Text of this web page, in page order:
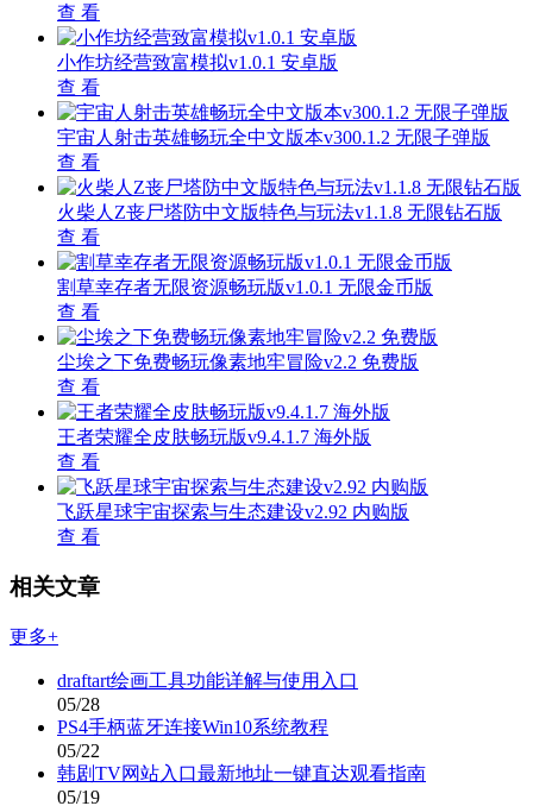
查 看
小作坊经营致富模拟v1.0.1 安卓版
查 看
宇宙人射击英雄畅玩全中文版本v300.1.2 无限子弹版
查 看
火柴人Z丧尸塔防中文版特色与玩法v1.1.8 无限钻石版
查 看
割草幸存者无限资源畅玩版v1.0.1 无限金币版
查 看
尘埃之下免费畅玩像素地牢冒险v2.2 免费版
查 看
王者荣耀全皮肤畅玩版v9.4.1.7 海外版
查 看
飞跃星球宇宙探索与生态建设v2.92 内购版
查 看
相关文章
更多+
draftart绘画工具功能详解与使用入口
05/28
PS4手柄蓝牙连接Win10系统教程
05/22
韩剧TV网站入口最新地址一键直达观看指南
05/19